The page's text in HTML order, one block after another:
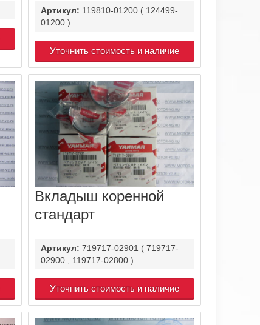
Артикул: 119810-01200 ( 124499-
01200 )
Уточнить стоимость и наличие
Вкладыш коренной
стандарт
Артикул: 719717-02901 ( 719717-
02900 , 119717-02800 )
Уточнить стоимость и наличие